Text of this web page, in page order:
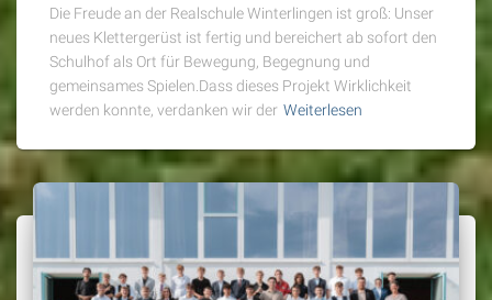
Die Freude an der Realschule Winterlingen ist groß: Unser
neues Klettergerüst ist fertig und bereichert ab sofort den
Schulhof als Ort für Bewegung, Begegnung und
gemeinsames Spielen.Dass dieses Projekt Wirklichkeit
werden konnte, verdanken wir der Weiterlesen